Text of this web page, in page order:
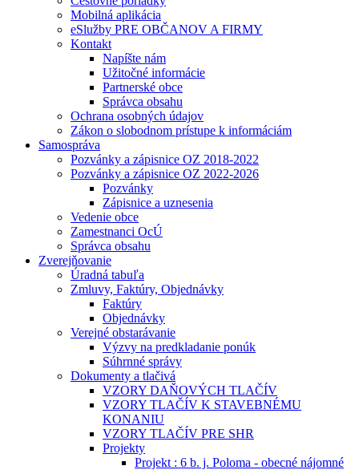
Mobilná aplikácia
eSlužby PRE OBČANOV A FIRMY
Kontakt
Napíšte nám
Užitočné informácie
Partnerské obce
Správca obsahu
Ochrana osobných údajov
Zákon o slobodnom prístupe k informáciám
Samospráva
Pozvánky a zápisnice OZ 2018-2022
Pozvánky a zápisnice OZ 2022-2026
Pozvánky
Zápisnice a uznesenia
Vedenie obce
Zamestnanci OcÚ
Správca obsahu
Zverejňovanie
Úradná tabuľa
Zmluvy, Faktúry, Objednávky
Faktúry
Objednávky
Verejné obstarávanie
Výzvy na predkladanie ponúk
Súhrnné správy
Dokumenty a tlačivá
VZORY DAŇOVÝCH TLAČÍV
VZORY TLAČÍV K STAVEBNÉMU
KONANIU
VZORY TLAČÍV PRE SHR
Projekty
Projekt : 6 b. j. Poloma - obecné nájomné